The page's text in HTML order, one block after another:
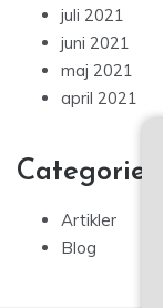
juli 2021
juni 2021
maj 2021
april 2021
Categories
Artikler
Blog